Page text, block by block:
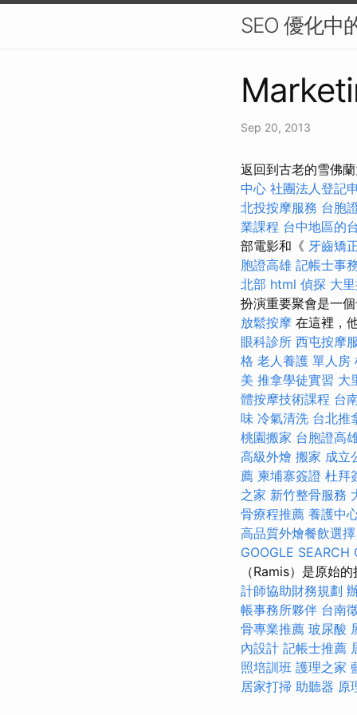
SEO 優化中
Sep 20, 2013
返回到古老的雪佛
中心 社團法人登記
北投按摩服務 台胞
業課程 台中地區的
部電影和《 牙齒矯
胞證高雄 記帳士事
北部 html 偵探 大
扮演重要聚會是一
放鬆按摩 在這裡，
眼科診所 西屯按摩
格 老人養護 單人房
美 推拿學徒實習 大
體按摩技術課程 台
味 冷氣清洗 台北推
桃園搬家 台胞證高
高級外燴 搬家 成立
薦 柬埔寨簽證 杜拜
之家 新竹整骨服務
骨療程推薦 養護中
高品質外燴餐飲選擇
GOOGLE SEARCH
（Ramis）是原始
計師協助財務規劃
帳事務所夥伴 台南
骨專業推薦 玻尿酸
內設計 記帳士推薦
照培訓班 護理之家
居家打掃 助聽器 原